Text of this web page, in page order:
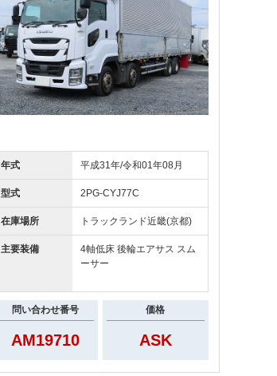
年式 平成31年/令和01年08月
型式 2PG-CYJ77C
在庫場所 トラックランド近畿(京都)
主要装備
4軸低床 後輪エアサス スム
ーサー
問い合わせ番号
AM19710
価格
ASK